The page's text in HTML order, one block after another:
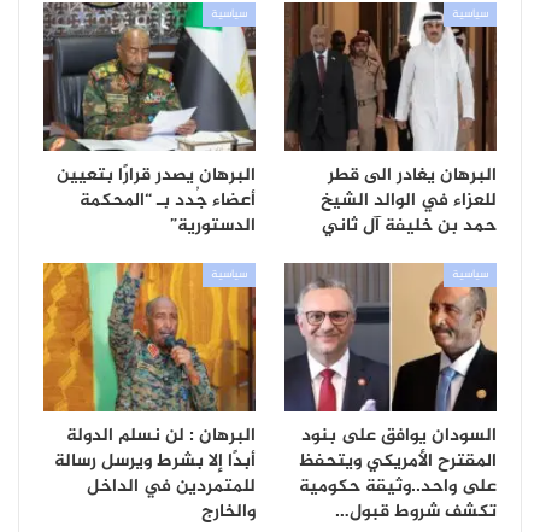
سياسية
البرهان يغادر الى قطر
للعزاء في الوالد الشيخ
حمد بن خليفة آل ثاني
سياسية
البرهان يصدر قرارًا بتعيين
أعضاء جُدد بـ “المحكمة
الدستورية”
سياسية
السودان يوافق على بنود
المقترح الأمريكي ويتحفظ
على واحد..وثيقة حكومية
تكشف شروط قبول…
سياسية
البرهان : لن نسلم الدولة
أبدًا إلا بشرط ويرسل رسالة
للمتمردين في الداخل
والخارج